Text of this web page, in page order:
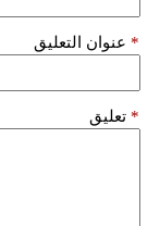
عنوان التعليق *
تعليق *